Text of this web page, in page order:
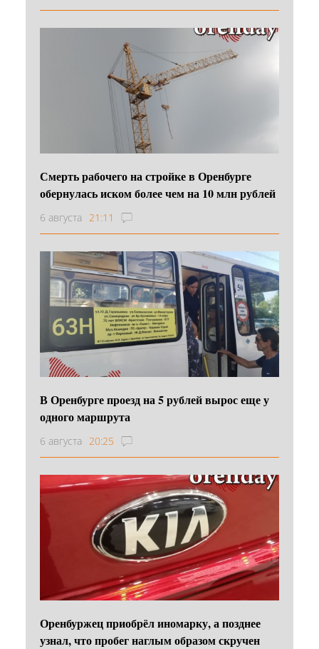
Смерть рабочего на стройке в Оренбурге
обернулась иском более чем на 10 млн рублей
6 августа 21:11
В Оренбурге проезд на 5 рублей вырос еще у
одного маршрута
6 августа 20:25
Оренбуржец приобрёл иномарку, а позднее
узнал, что пробег наглым образом скручен